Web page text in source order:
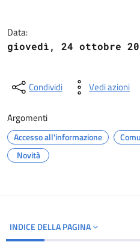
Data:
giovedì, 24 ottobre
Condividi Vedi azioni
Argomenti
Accesso all'informazione
Novità
INDICE DELLA PAGINA